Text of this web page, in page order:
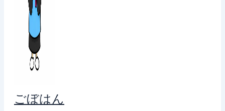
ごぼはん